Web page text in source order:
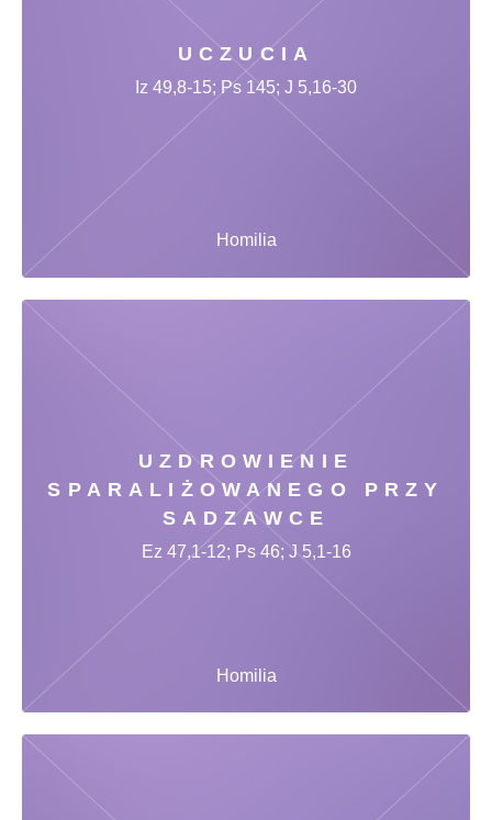
UCZUCIA
Homilia
Iz 49,8-15; Ps 145; J 5,16-30
UZDROWIENIE
SPARALIŻOWANEGO PRZY
SADZAWCE
Homilia
Ez 47,1-12; Ps 46; J 5,1-16